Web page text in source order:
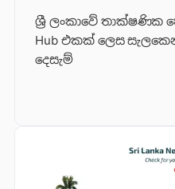
ශ්‍රී ලංකාවේ තාක්ෂණික
Hub එකක් ලෙස
දෙසැම්